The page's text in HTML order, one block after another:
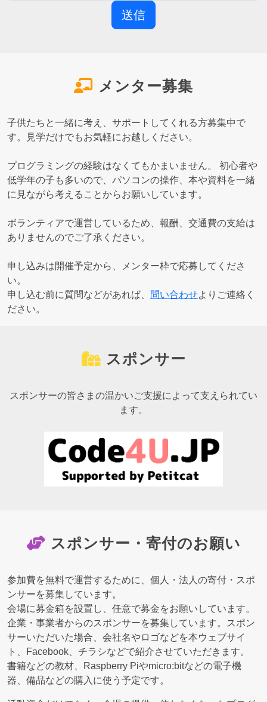
メンター募集
子供たちと一緒に考え、サポートしてくれる方募集中で
す。見学だけでもお気軽にお越しください。
プログラミングの経験はなくてもかまいません。 初心者や
低学年の子も多いので、パソコンの操作、本や資料を一緒
に見ながら考えることからお願いしています。
ボランティアで運営しているため、報酬、交通費の支給は
ありませんのでご了承ください。
申し込みは開催予定から、メンター枠で応募してくださ
い。
申し込む前に質問などがあれば、
問い合わせよりご連絡く
ださい。
スポンサー
スポンサーの皆さまの温かいご支援によって支えられてい
ます。
スポンサー・寄付のお願い
参加費を無料で運営するために、個人・法人の寄付・スポ
ンサーを募集しています。
会場に募金箱を設置し、任意で募金をお願いしています。
企業・事業者からのスポンサーを募集しています。スポン
サーいただいた場合、会社名やロゴなどを本ウェブサイ
ト、Facebook、チラシなどで紹介させていただきます。
書籍などの教材、Raspberry Piやmicro:bitなどの電子機
器、備品などの購入に使う予定です。